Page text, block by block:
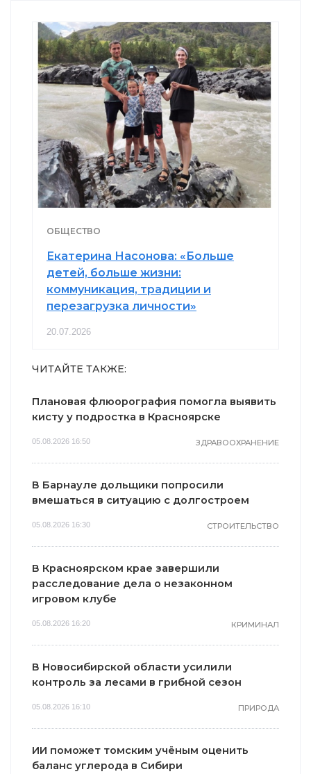
ОБЩЕСТВО
Екатерина Насонова: «Больше
детей, больше жизни:
коммуникация, традиции и
перезагрузка личности»
20.07.2026
ЧИТАЙТЕ ТАКЖЕ:
Плановая флюорография помогла выявить
кисту у подростка в Красноярске
05.08.2026 16:50 ЗДРАВООХРАНЕНИЕ
В Барнауле дольщики попросили
вмешаться в ситуацию с долгостроем
05.08.2026 16:30 СТРОИТЕЛЬСТВО
В Красноярском крае завершили
расследование дела о незаконном
игровом клубе
05.08.2026 16:20 КРИМИНАЛ
В Новосибирской области усилили
контроль за лесами в грибной сезон
05.08.2026 16:10 ПРИРОДА
ИИ поможет томским учёным оценить
баланс углерода в Сибири